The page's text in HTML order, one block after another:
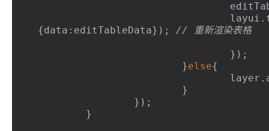
		 		layui
.
{data : editTableData}); // 重新渲染表格
});
}else{
				layer
.
}
});
}